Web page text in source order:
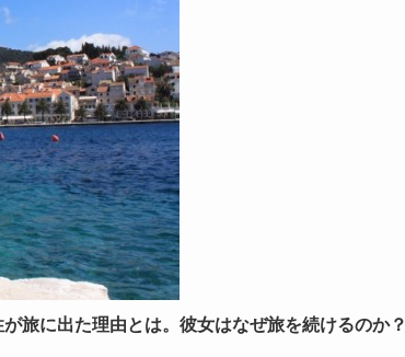
旅に出た理由とは。彼女はなぜ旅を続けるのか？